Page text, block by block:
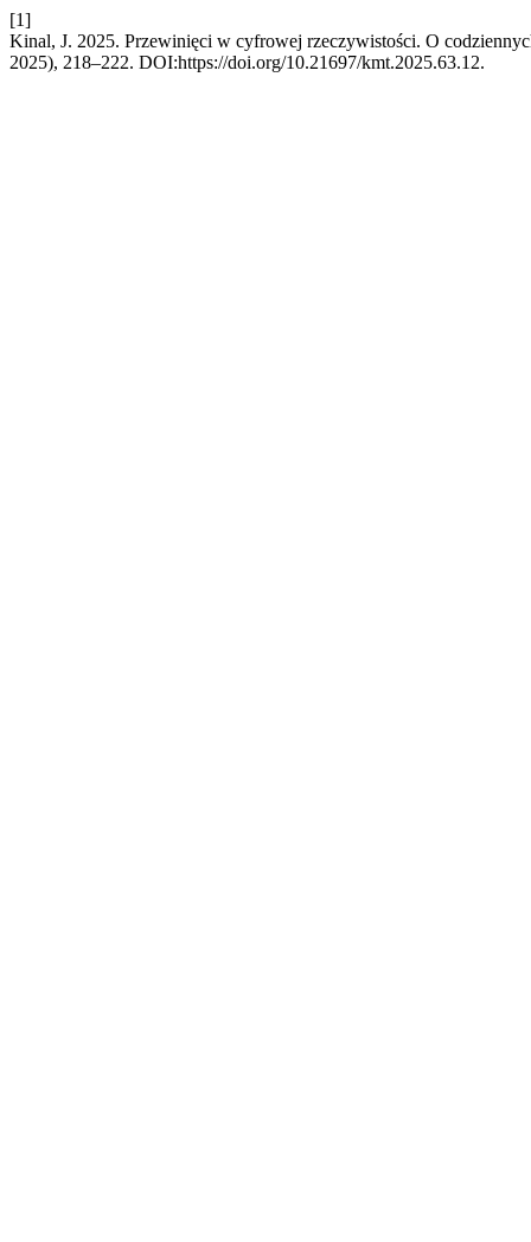
[1]
Kinal, J. 2025. Przewinięci w cyfrowej rzeczywistości. O
2025), 218–222. DOI:https://doi.org/10.21697/kmt.2025.63.12.